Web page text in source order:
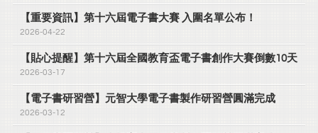
【重要資訊】第十六屆電子書大賽 入圍名單公布！
2026-04-22
【貼心提醒】第十六屆全國教育盃電子書創作大賽倒數10天
2026-03-17
【電子書研習營】元智大學電子書製作研習營圓滿完成
2026-03-12